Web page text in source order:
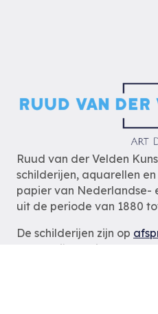
Ruud van der Velden
schilderijen, aquarellen
papier van Nederlandse-
uit de periode van 1880
De schilderijen zijn op
zodat wij u optimaal van